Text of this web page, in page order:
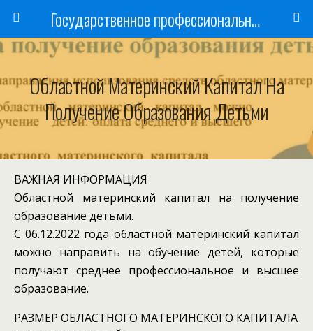
Государственное профессиональное образовательное учреждение
Областной Материнский Капитал На
Получение Образования Детьми
ВАЖНАЯ ИНФОРМАЦИЯ
Областной материнский капитал на получение
образование детьми.
С 06.12.2022 года областной материнский капитал
можно направить на обучение детей, которые
получают среднее профессиональное и высшее
образование.
РАЗМЕР ОБЛАСТНОГО МАТЕРИНСКОГО КАПИТАЛА